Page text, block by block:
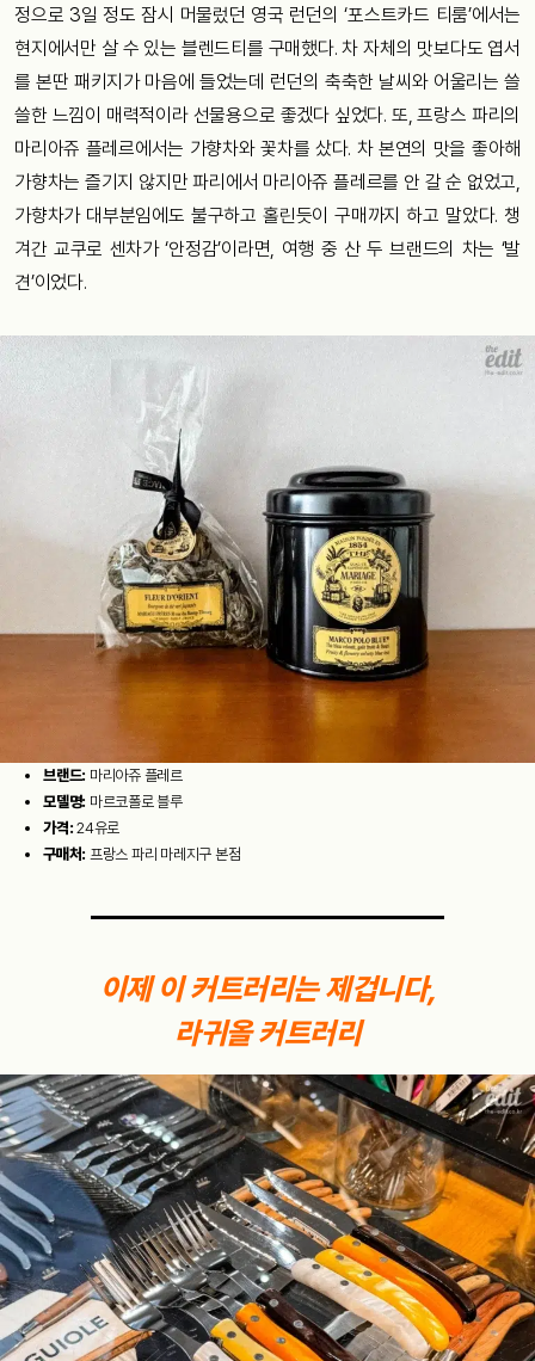
정으로 3일 정도 잠시 머물렀던 영국 런던의 ‘포스트카드 티룸’에서는
현지에서만 살 수 있는 블렌드티를 구매했다. 차 자체의 맛보다도 엽서
를 본딴 패키지가 마음에 들었는데 런던의 축축한 날씨와 어울리는 쓸
쓸한 느낌이 매력적이라 선물용으로 좋겠다 싶었다. 또, 프랑스 파리의
마리아쥬 플레르에서는 가향차와 꽃차를 샀다. 차 본연의 맛을 좋아해
가향차는 즐기지 않지만 파리에서 마리아쥬 플레르를 안 갈 순 없었고,
가향차가 대부분임에도 불구하고 홀린듯이 구매까지 하고 말았다. 챙
겨간 교쿠로 센차가 ‘안정감’이라면, 여행 중 산 두 브랜드의 차는 ‘발
견’이었다.
브랜드: 마리아쥬 플레르
모델명: 마르코폴로 블루
가격: 24유로
구매처: 프랑스 파리 마레지구 본점
이제 이 커트러리는 제겁니다,
라귀올 커트러리